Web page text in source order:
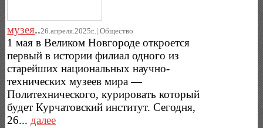
музея..26.апреля.2025г..|.Общество
1 мая в Великом Новгороде откроется
первый в истории филиал одного из
старейших национальных научно-
технических музеев мира —
Политехнического, курировать который
будет Курчатовский институт. Сегодня,
26... далее